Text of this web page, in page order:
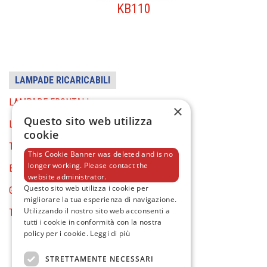
LAMPADE RICARICABILI
LAMPADE FRONTALI
LAMPADE DA CANTIERE
TORCE
BATTERY TOOLS
GENERAL EQUIPMENT
TESTER E MULTIMETRI
KB110
×
Questo sito web utilizza
cookie
This Cookie Banner was deleted and is no
longer working. Please contact the
website administrator.
Questo sito web utilizza i cookie per
migliorare la tua esperienza di navigazione.
Utilizzando il nostro sito web acconsenti a
tutti i cookie in conformità con la nostra
policy per i cookie. Leggi di più
STRETTAMENTE NECESSARI